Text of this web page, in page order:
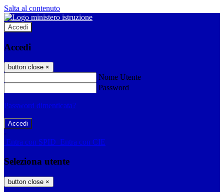
Salta al contenuto
Accedi
Accedi
button close ×
Nome Utente
Password
Password dimenticata?
-
Entra con SPID Entra con CIE
Seleziona utente
button close ×